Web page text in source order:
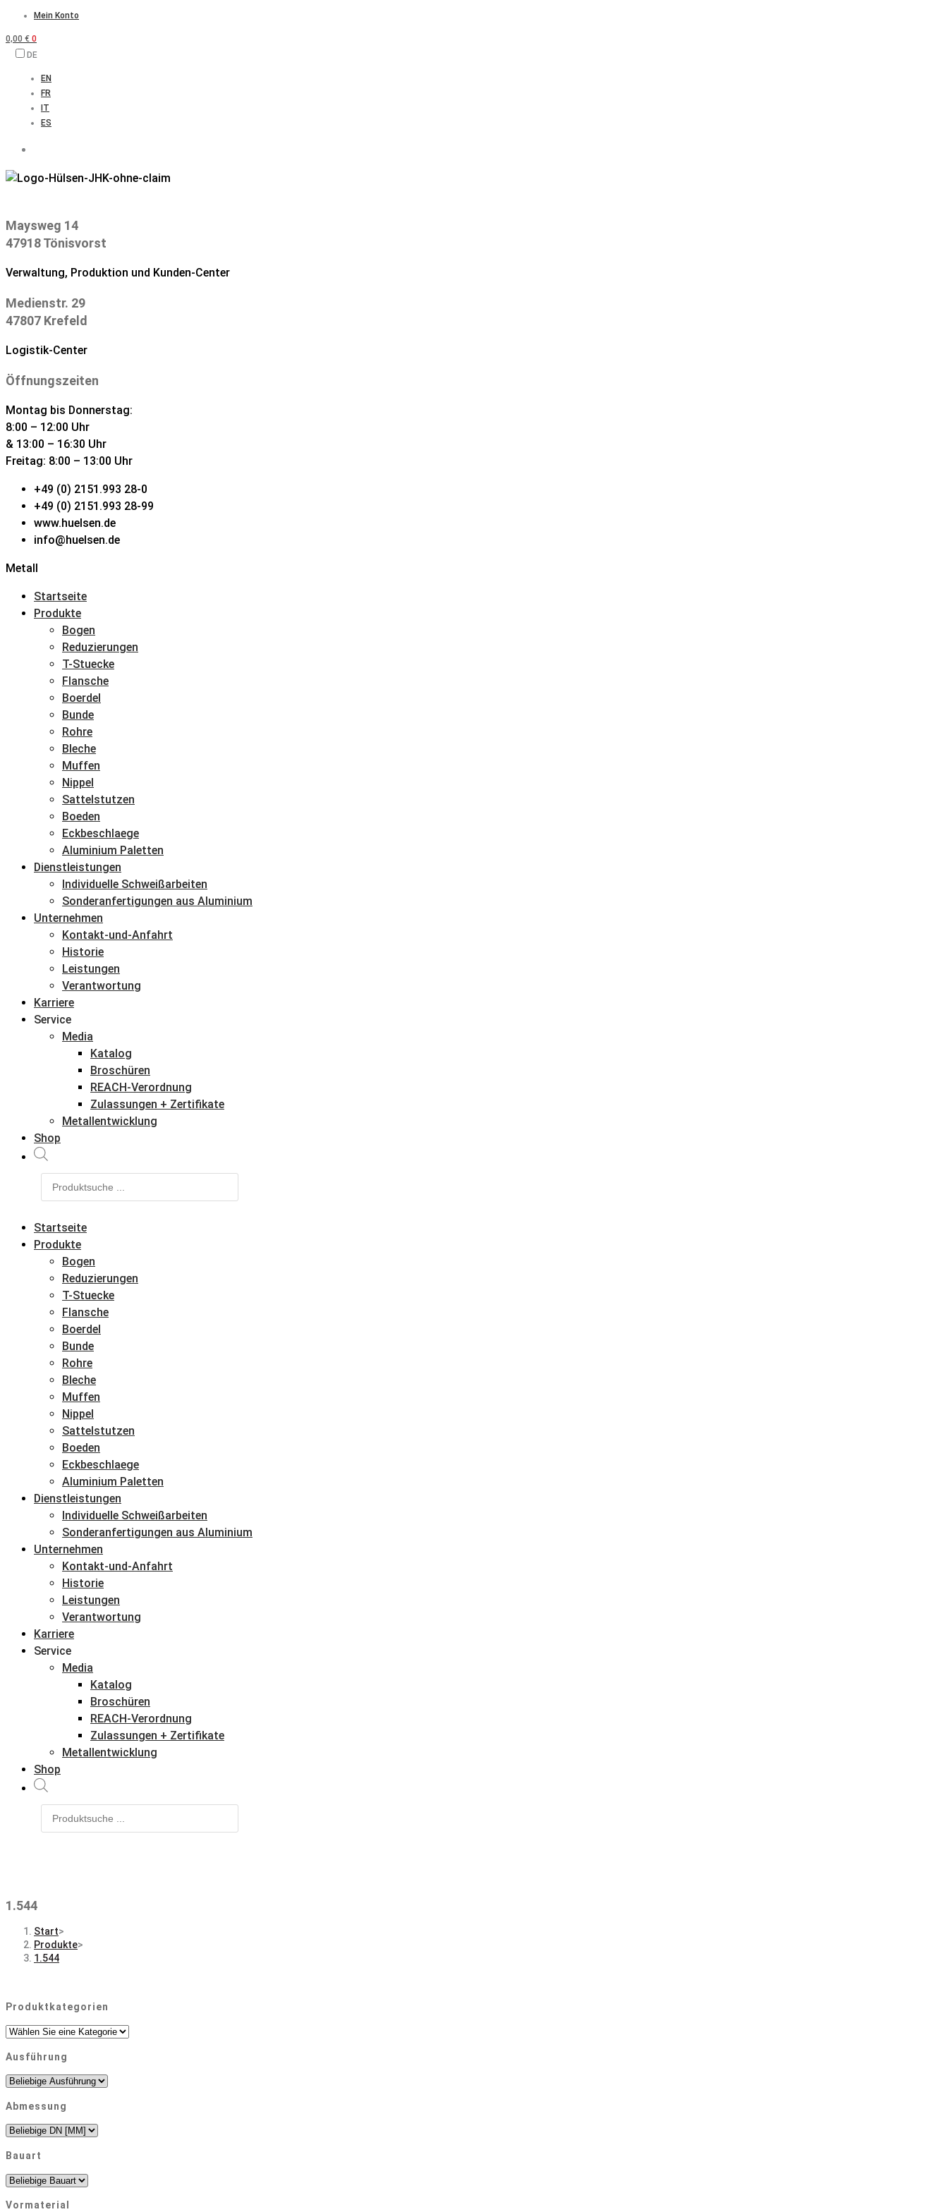
Zum
Inhalt
springen
Mein Konto
0,00 € 0
DE
EN
FR
IT
ES
Maysweg 14
47918 Tönisvorst
Verwaltung, Produktion und Kunden-Center
Medienstr. 29
47807 Krefeld
Logistik-Center
Öffnungszeiten
Montag bis Donnerstag:
8:00 – 12:00 Uhr
& 13:00 – 16:30 Uhr
Freitag: 8:00 – 13:00 Uhr
+49 (0) 2151.993 28-0
+49 (0) 2151.993 28-99
www.huelsen.de
info@huelsen.de
Metall
Startseite
Produkte
Bogen
Reduzierungen
T-Stuecke
Flansche
Boerdel
Bunde
Rohre
Bleche
Muffen
Nippel
Sattelstutzen
Boeden
Eckbeschlaege
Aluminium Paletten
Dienstleistungen
Individuelle Schweißarbeiten
Sonderanfertigungen aus Aluminium
Unternehmen
Kontakt-und-Anfahrt
Historie
Leistungen
Verantwortung
Karriere
Service
Media
Katalog
Broschüren
REACH-Verordnung
Zulassungen + Zertifikate
Metallentwicklung
Shop
search
Startseite
Produkte
Bogen
Reduzierungen
T-Stuecke
Flansche
Boerdel
Bunde
Rohre
Bleche
Muffen
Nippel
Sattelstutzen
Boeden
Eckbeschlaege
Aluminium Paletten
Dienstleistungen
Individuelle Schweißarbeiten
Sonderanfertigungen aus Aluminium
Unternehmen
Kontakt-und-Anfahrt
Historie
Leistungen
Verantwortung
Karriere
Service
Media
Katalog
Broschüren
REACH-Verordnung
Zulassungen + Zertifikate
Metallentwicklung
Shop
search
1.544
Start>
Produkte>
1.544
Produktkategorien
Ausführung
Abmessung
Bauart
Vormaterial